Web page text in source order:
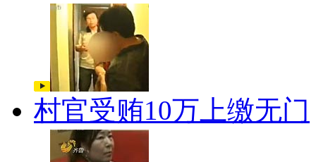
村官受贿10万上缴无门